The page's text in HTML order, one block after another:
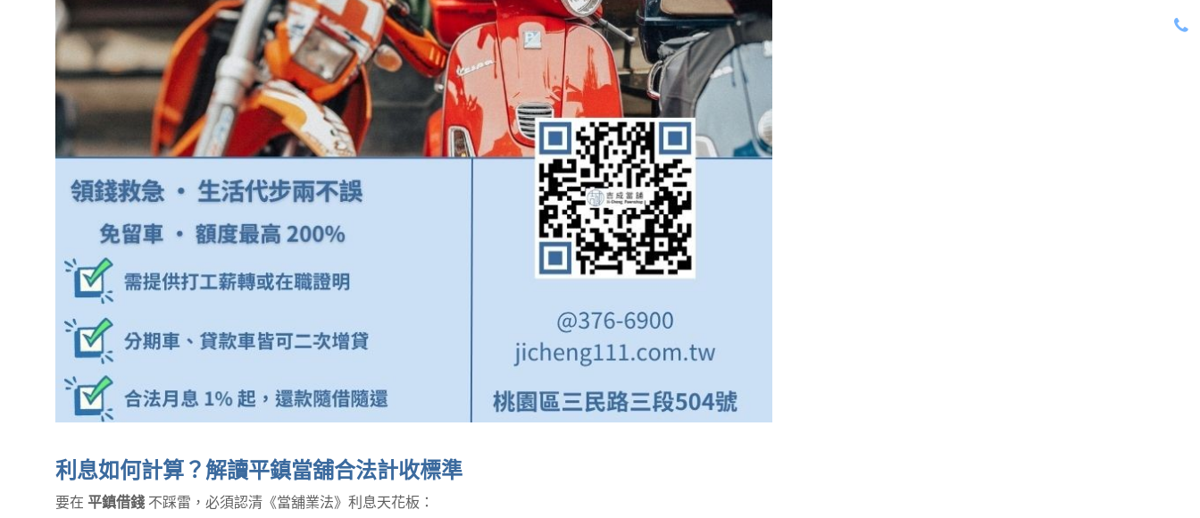
利息如何計算？解讀平鎮當舖合法計收標準
要在 平鎮借錢 不踩雷，必須認清《當舖業法》利息天花板：